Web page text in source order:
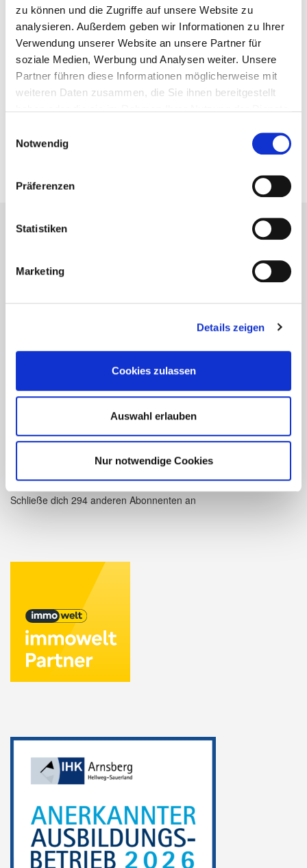
zu können und die Zugriffe auf unsere Website zu
analysieren. Außerdem geben wir Informationen zu Ihrer
Verwendung unserer Website an unsere Partner für
soziale Medien, Werbung und Analysen weiter. Unsere
Partner führen diese Informationen möglicherweise mit
weiteren Daten zusammen, die Sie ihnen bereitgestellt
Notwendig
Präferenzen
Statistiken
Marketing
Details zeigen
Cookies zulassen
Auswahl erlauben
Nur notwendige Cookies
Gerne können Sie mit uns auch
Besichtigungstermine außerhalb der oben genannten
Öffnungszeiten vereinbaren. Rufen Sie uns dazu bitte
unter 0291/ 9906-0 an.
Bleiben Sie auf dem neuesten
Webangebot zu abonnieren und Benachrichtigungen über
neue Beiträge via E-Mail zu erhalten.
Schließe dich 294 anderen Abonnenten an